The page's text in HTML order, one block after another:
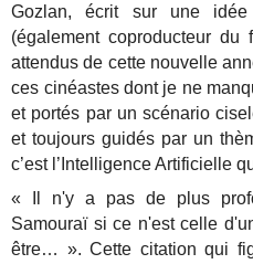
Gozlan, écrit sur une
(également coproducteur
attendus de cette nouvelle
ces cinéastes dont je ne
et portés par un scénario
et toujours guidés par un
c’est l’Intelligence Artificielle
« Il n'y a pas de plus
Samouraï si ce n'est celle
être… ». Cette citation qui